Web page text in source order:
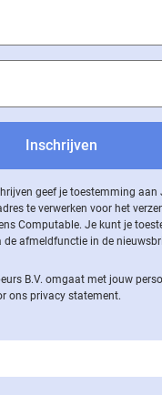
geef je toestemming aan
te verwerken voor het
Computable. Je kunt je
de af­meld­func­tie in de
B.V. omgaat met jouw
ons privacy statement.